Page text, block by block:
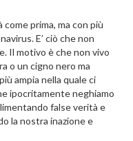
prima, ma con più
E’ ciò che non
Il motivo è che non vivo
o un cigno nero ma
ampia nella quale ci
ipocritamente neghiamo
false verità e
la nostra inazione e